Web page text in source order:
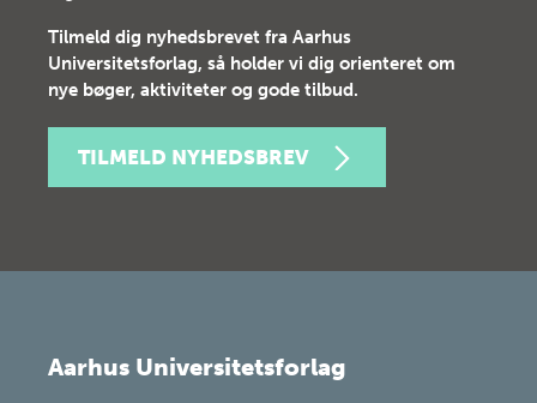
Tilmeld dig nyhedsbrevet fra Aarhus
Universitetsforlag, så holder vi dig orienteret om
nye bøger, aktiviteter og gode tilbud.
TILMELD NYHEDSBREV
Aarhus Universitetsforlag